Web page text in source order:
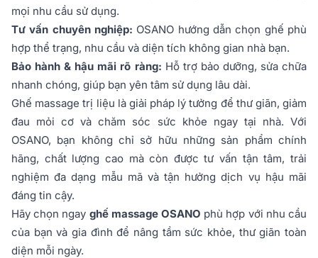
mọi nhu cầu sử dụng.
Tư vấn chuyên nghiệp: OSANO hướng dẫn chọn ghế phù
hợp thể trạng, nhu cầu và diện tích không gian nhà bạn.
Bảo hành & hậu mãi rõ ràng: Hỗ trợ bảo dưỡng, sửa chữa
nhanh chóng, giúp bạn yên tâm sử dụng lâu dài.
Ghế massage trị liệu là giải pháp lý tưởng để thư giãn, giảm
đau mỏi cơ và chăm sóc sức khỏe ngay tại nhà. Với
OSANO, bạn không chỉ sở hữu những sản phẩm chính
hãng, chất lượng cao mà còn được tư vấn tận tâm, trải
nghiệm đa dạng mẫu mã và tận hưởng dịch vụ hậu mãi
đáng tin cậy.
Hãy chọn ngay ghế massage OSANO phù hợp với nhu cầu
của bạn và gia đình để nâng tầm sức khỏe, thư giãn toàn
diện mỗi ngày.